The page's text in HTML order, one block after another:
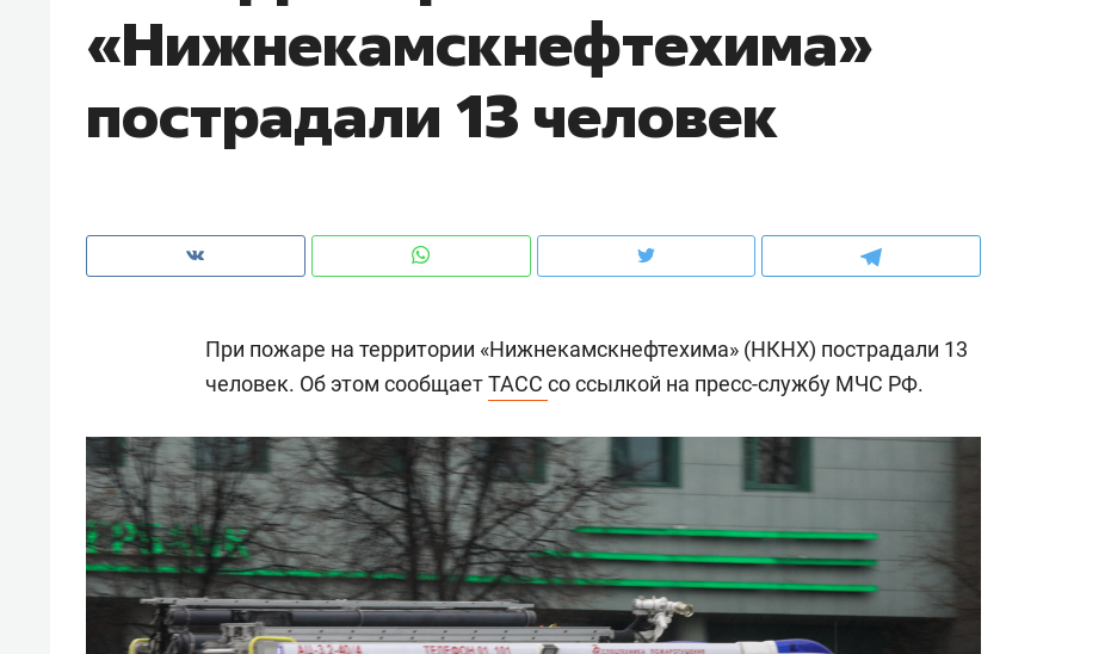
«Нижнекамскнефтехима»
пострадали 13 человек
При пожаре на территории «Нижнекамскнефтехима» (НКНХ) пострадали 13
человек. Об этом сообщаетТАСС со ссылкой на пресс-службу МЧС РФ.
чем интересен Оман?
о трехкратном росте цен, дотошных
клиентах и чудных запросах мастеров
Рекомендуем
Как ГК «МИР ГРУПП» и ВТБ
создают оазис жилого
комфорта под Казанью
Рекомендуем
150 камер до квартиры и Face
ID вместо ключа: какой будет
безопасность в ЖК «Нова»
Рекомендуем
Опыт выживания в дикой
природе, работа
с ментальным и физическим
состоянием как основа
антихрупких команд